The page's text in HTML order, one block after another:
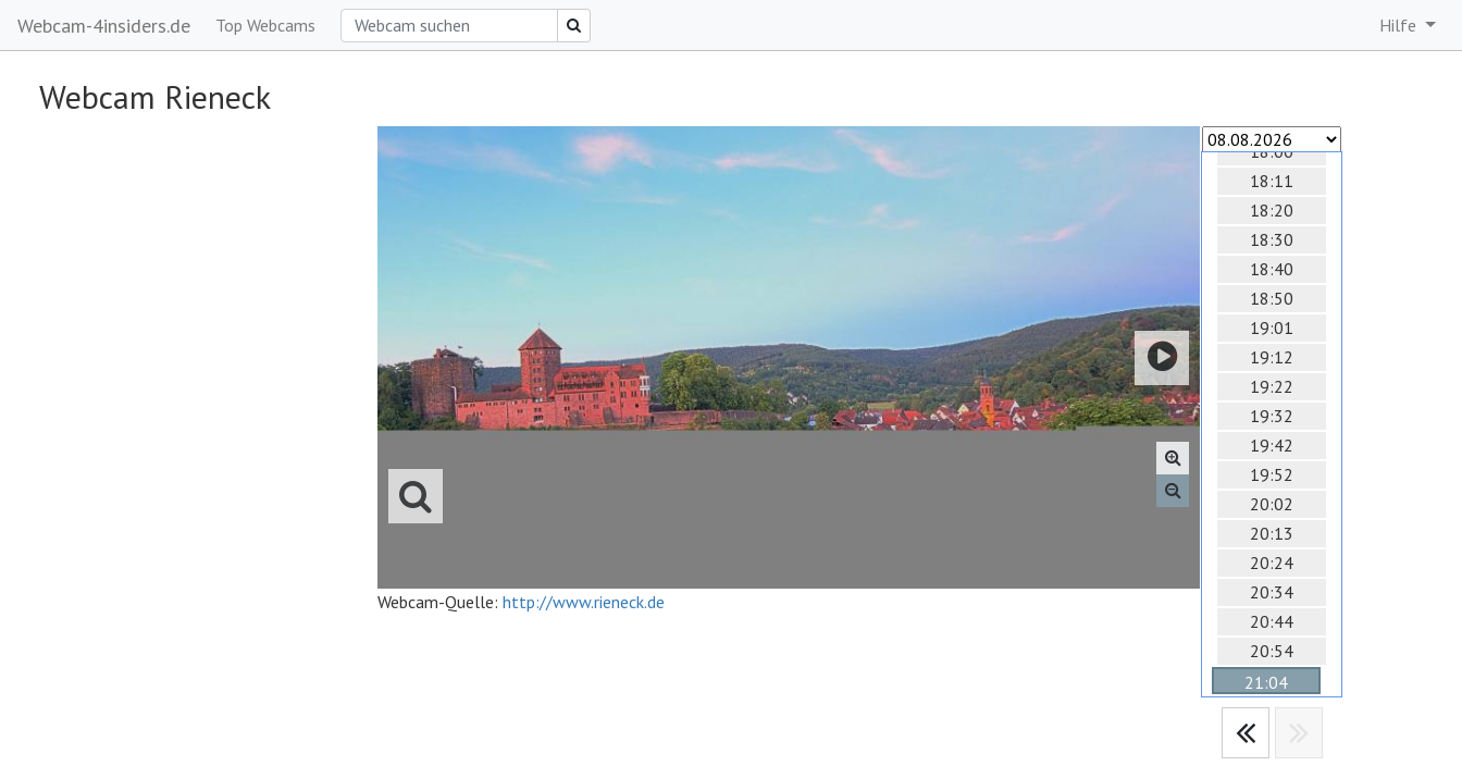
Webcam-4insiders.de Top Webcams Hilfe
Webcam Rieneck
17:50
18:00
18:11
18:20
18:30
18:40
18:50
19:01
19:12
19:22
19:32
19:42
19:52
20:02
20:13
20:24
20:34
20:44
20:54
21:04
Webcam-Quelle: http://www.rieneck.de